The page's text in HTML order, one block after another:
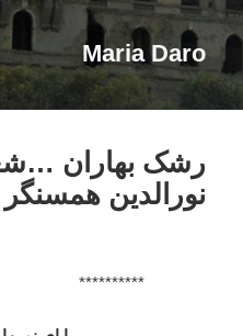
Maria Daro
رشک بهاران
نورالدین همسنگر
**********